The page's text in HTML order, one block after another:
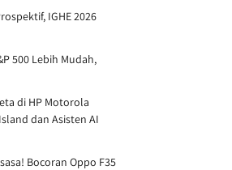
IGHE 2026
500 Lebih Mudah,
di HP Motorola
dan Asisten AI
Bocoran Oppo F35